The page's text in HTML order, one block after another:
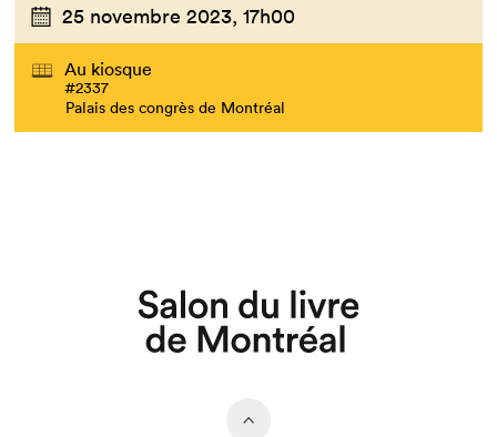
25 novembre 2023, 17h00
Au kiosque
#2337
Palais des congrès de Montréal